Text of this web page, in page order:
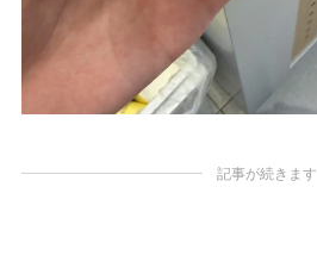
記事が続きます